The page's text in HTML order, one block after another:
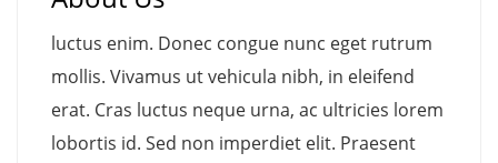
luctus enim. Donec congue nunc eget rutrum
mollis. Vivamus ut vehicula nibh, in eleifend
erat. Cras luctus neque urna, ac ultricies lorem
lobortis id. Sed non imperdiet elit. Praesent